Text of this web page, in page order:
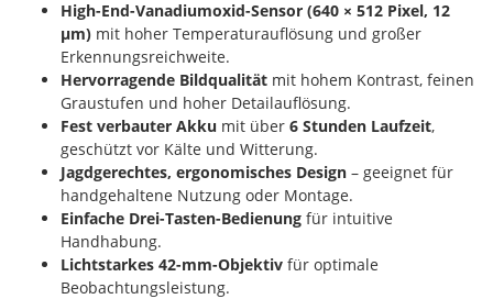
High-End-Vanadiumoxid-Sensor (640 × 512 Pixel, 12
µm) mit hoher Temperaturauflösung und großer
Erkennungsreichweite.
Hervorragende Bildqualität mit hohem Kontrast, feinen
Graustufen und hoher Detailauflösung.
Fest verbauter Akku mit über 6 Stunden Laufzeit,
geschützt vor Kälte und Witterung.
Jagdgerechtes, ergonomisches Design – geeignet für
handgehaltene Nutzung oder Montage.
Einfache Drei-Tasten-Bedienung für intuitive
Handhabung.
Lichtstarkes 42-mm-Objektiv für optimale
Beobachtungsleistung.